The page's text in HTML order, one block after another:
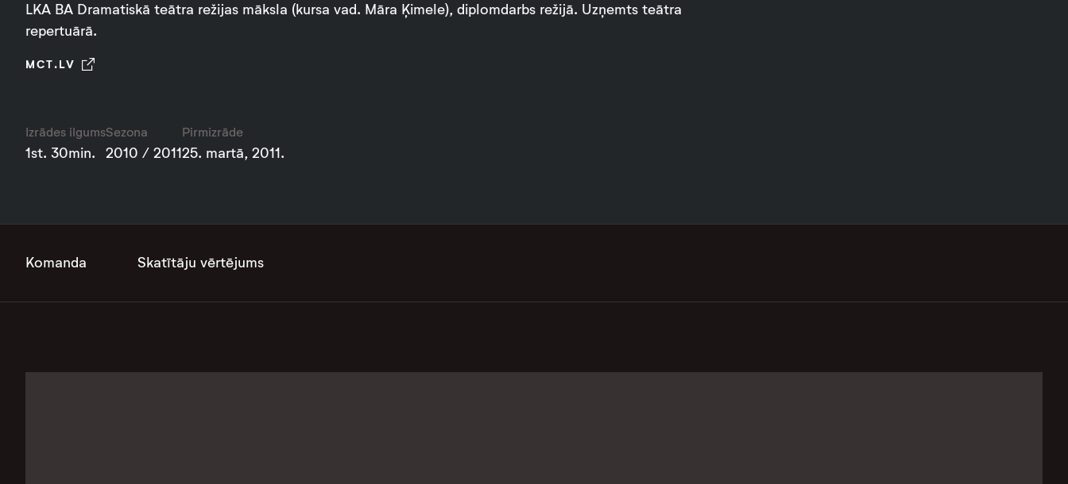
LKA BA Dramatiskā teātra režijas māksla (kursa vad. Māra Ķimele), diplomdarbs režijā. Uzņemts teātra
repertuārā.
MCT.LV
Izrādes ilgums
1st. 30min.
Sezona
2010 / 2011
Pirmizrāde
25. martā, 2011.
Komanda Skatītāju vērtējums